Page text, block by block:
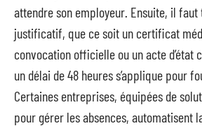
attendre son employeur. Ensuite, il
justificatif, que ce soit un certificat
convocation officielle ou un acte d’état
un délai de 48 heures s’applique pour
Certaines entreprises, équipées de
pour gérer les absences, automatisent